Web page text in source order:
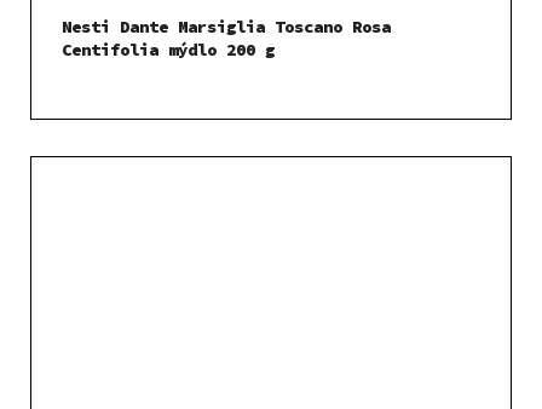
Nesti Dante Marsiglia Toscano Rosa
Centifolia mýdlo 200 g